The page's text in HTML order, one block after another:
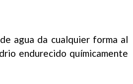
agua da cualquier forma al
endurecido químicamente